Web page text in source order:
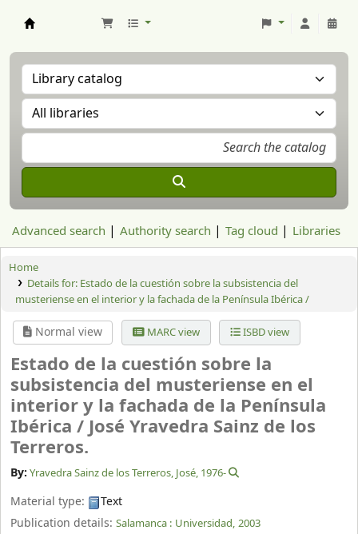
Advanced search Authority search Tag cloud Libraries
Home
Details for: Estado de la cuestión sobre la subsistencia del
musteriense en el interior y la fachada de la Península Ibérica /
Normal view MARC view ISBD view
Estado de la cuestión sobre la
subsistencia del musteriense en el
interior y la fachada de la Península
Ibérica / José Yravedra Sainz de los
Terreros.
By: Yravedra Sainz de los Terreros, José, 1976-
Material type:
Text
Publication details: Salamanca : Universidad, 2003